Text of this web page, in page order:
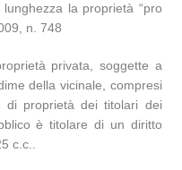
la proprietà “pro
n. 748
privata, soggette a
della vicinale, compresi
di proprietà dei titolari dei
è titolare di un diritto
c.c..